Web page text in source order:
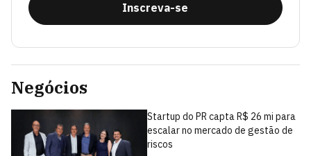
Inscreva-se
Negócios
Startup do PR capta R$ 26 mi para
escalar no mercado de gestão de
riscos